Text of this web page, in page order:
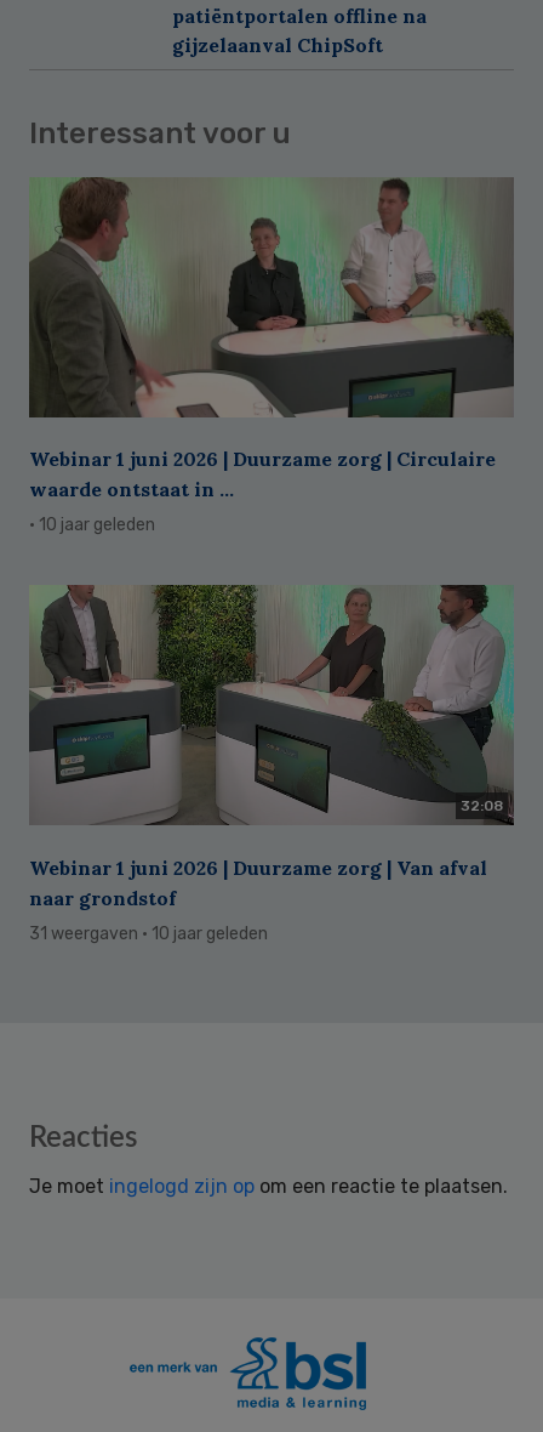
patiëntportalen offline na
gijzelaanval ChipSoft
Interessant voor u
Webinar 1 juni 2026 | Duurzame zorg | Circulaire
waarde ontstaat in ...
· 10 jaar geleden
32:08
Webinar 1 juni 2026 | Duurzame zorg | Van afval
naar grondstof
31 weergaven · 10 jaar geleden
Reader
Reacties
Je moet ingelogd zijn op om een reactie te plaatsen.